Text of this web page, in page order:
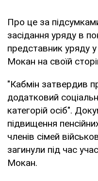
Про це за
засідання уряду в
представник уряду
Мокан на своїй
"Кабмін затвердив
додатковий
категорій осіб".
підвищення
членів сімей
загинули під час
Мокан.